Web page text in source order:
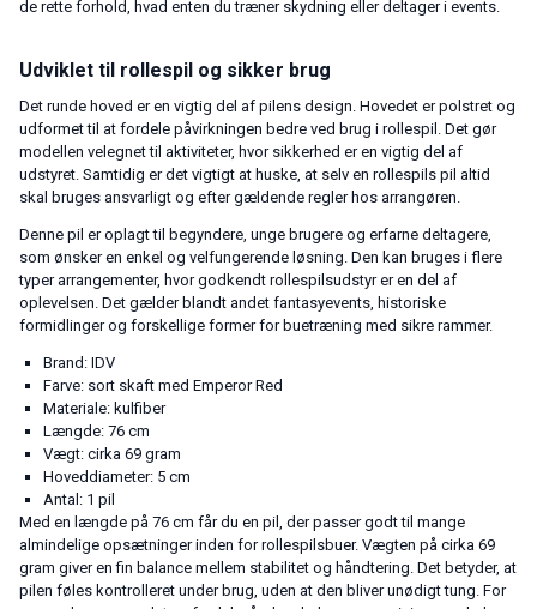
de rette forhold, hvad enten du træner skydning eller deltager i events.
Udviklet til rollespil og sikker brug
Det runde hoved er en vigtig del af pilens design. Hovedet er polstret og
udformet til at fordele påvirkningen bedre ved brug i rollespil. Det gør
modellen velegnet til aktiviteter, hvor sikkerhed er en vigtig del af
udstyret. Samtidig er det vigtigt at huske, at selv en rollespils pil altid
skal bruges ansvarligt og efter gældende regler hos arrangøren.
Denne pil er oplagt til begyndere, unge brugere og erfarne deltagere,
som ønsker en enkel og velfungerende løsning. Den kan bruges i flere
typer arrangementer, hvor godkendt rollespilsudstyr er en del af
oplevelsen. Det gælder blandt andet fantasyevents, historiske
formidlinger og forskellige former for buetræning med sikre rammer.
Brand: IDV
Farve: sort skaft med Emperor Red
Materiale: kulfiber
Længde: 76 cm
Vægt: cirka 69 gram
Hoveddiameter: 5 cm
Antal: 1 pil
Med en længde på 76 cm får du en pil, der passer godt til mange
almindelige opsætninger inden for rollespilsbuer. Vægten på cirka 69
gram giver en fin balance mellem stabilitet og håndtering. Det betyder, at
pilen føles kontrolleret under brug, uden at den bliver unødigt tung. For